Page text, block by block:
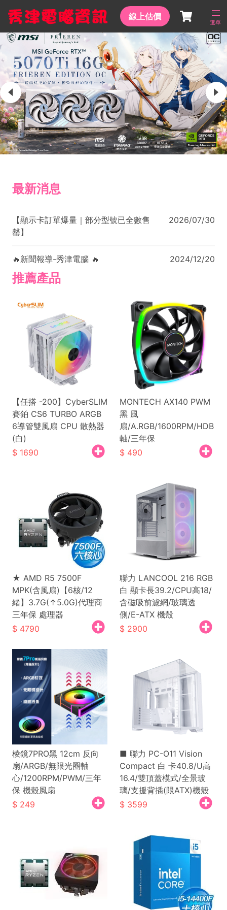
線上估價
選單
最新消息
【顯示卡訂單爆量｜部分型號已全數售
罄】
2026/07/30
🔥新聞報導-秀津電腦 🔥 2024/12/20
推薦產品
【任搭 -200】CyberSLIM
賽鉑 CS6 TURBO ARGB
6導管雙風扇 CPU 散熱器
(白)
1690
MONTECH AX140 PWM
黑 風
扇/A.RGB/1600RPM/HDB
軸/三年保
490
★ AMD R5 7500F
MPK(含風扇)【6核/12
緒】3.7G(↑5.0G)代理商
三年保 處理器
4790
聯力 LANCOOL 216 RGB
白 顯卡長39.2/CPU高18/
含磁吸前濾網/玻璃透
側/E-ATX 機殼
2900
棱鏡7PRO黑 12cm 反向
扇/ARGB/無限光圈軸
心/1200RPM/PWM/三年
保 機殼風扇
249
■ 聯力 PC-O11 Vision
Compact 白 卡40.8/U高
16.4/雙頂蓋模式/全景玻
璃/支援背插(限ATX)機殼
3599